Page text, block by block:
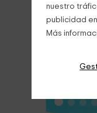
nuestro
publicidad
Más
‹